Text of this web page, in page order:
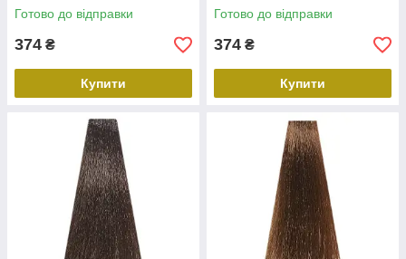
Готово до відправки
374 ₴
Купити
Готово до відправки
374 ₴
Купити